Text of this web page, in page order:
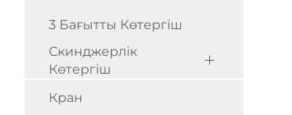
3 Бағытты Көтергіш
Скинджерлік
Көтергіш
Кран